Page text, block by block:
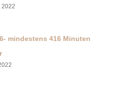
2022
mindestens 416 Minuten